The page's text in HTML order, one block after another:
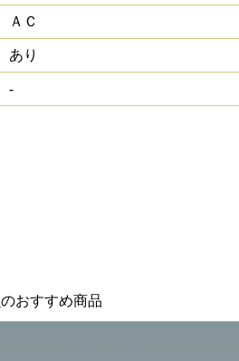
ＡＣ
あり
-
のおすすめ商品